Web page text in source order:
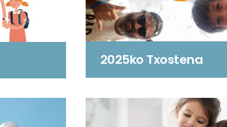
2025ko Txostena